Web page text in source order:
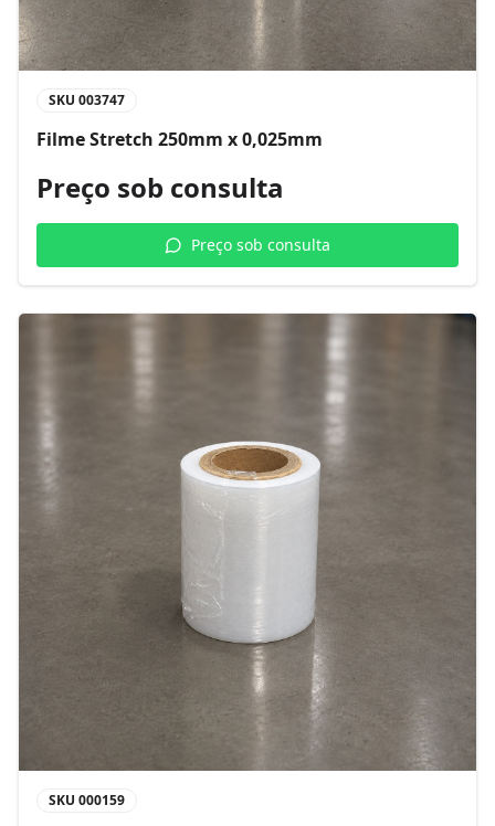
SKU 003747
Filme Stretch 250mm x 0,025mm
Preço sob consulta
Preço sob consulta
SKU 000159